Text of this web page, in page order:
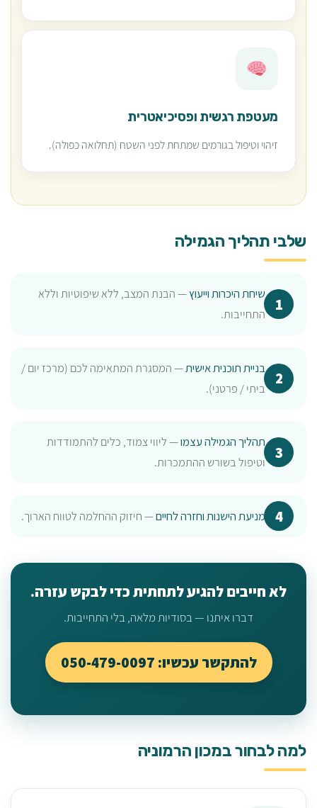
מעטפת רגשית ופסיכיאטרית
זיהוי וטיפול בגורמים שמתחת לפני השטח (תחלואה כפולה).
שלבי תהליך הגמילה
שיחת היכרות וייעוץ— הבנת המצב, ללא שיפוטיות וללא
התחייבות.
בניית תוכנית אישית— המסגרת המתאימה לכם (מרכז יום /
ביתי / פרטני).
תהליך הגמילה עצמו— ליווי צמוד, כלים להתמודדות
וטיפול בשורש ההתמכרות.
מניעת הישנות וחזרה לחיים— חיזוק ההחלמה לטווח הארוך.
לא חייבים להגיע לתחתית כדי לבקש עזרה.
דברו איתנו — בסודיות מלאה, בלי התחייבות.
להתקשר עכשיו: 050-479-0097
למה לבחור במכון הרמוניה